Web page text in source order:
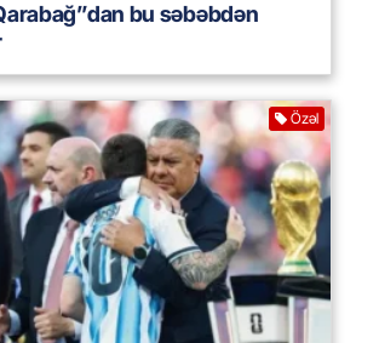
bu səbəbdən
Özəl